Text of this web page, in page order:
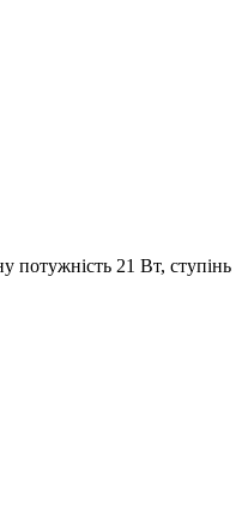
потужність 21 Вт, ступінь